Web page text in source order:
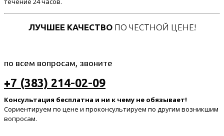
ЛУЧШЕЕ КАЧЕСТВОПО ЧЕСТНОЙ ЦЕНЕ!
по всем вопросам, звоните
+7 (383) 214-02-09
Консультация бесплатна и ни к чему не обязывает!
Сориентируем по цене и проконсультируем по другим возникшим
вопросам.